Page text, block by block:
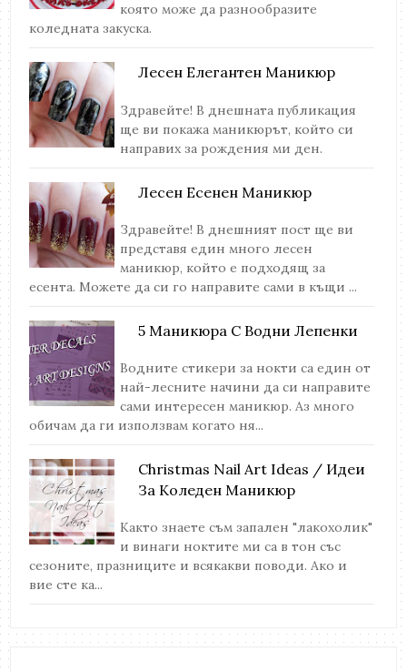
която може да разнообразите
коледната закуска.
Лесен Елегантен Маникюр
Здравейте! В днешната публикация
ще ви покажа маникюрът, който си
направих за рождения ми ден.
Лесен Есенен Маникюр
Здравейте! В днешният пост ще ви
представя един много лесен
маникюр, който е подходящ за
есента. Можете да си го направите сами в къщи ...
5 Маникюра С Водни Лепенки
Водните стикери за нокти са един от
най-лесните начини да си направите
сами интересен маникюр. Аз много
обичам да ги използвам когато ня...
Christmas Nail Art Ideas / Идеи
За Коледен Маникюр
Както знаете съм запален "лакохолик"
и винаги ноктите ми са в тон със
сезоните, празниците и всякакви поводи. Ако и
вие сте ка...